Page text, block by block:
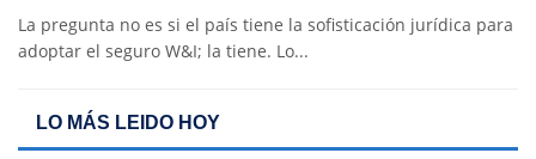
La pregunta no es si el país tiene la sofisticación jurídica para
adoptar el seguro W&I; la tiene. Lo...
LO MÁS LEIDO HOY